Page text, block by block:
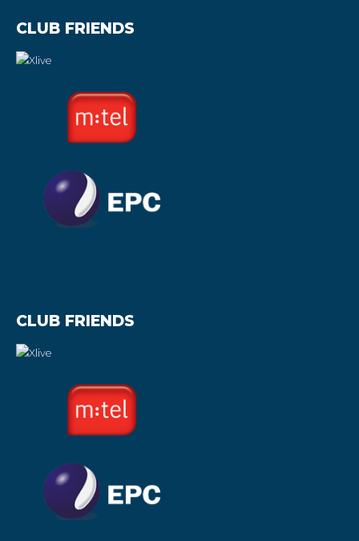
CLUB FRIENDS
CLUB FRIENDS